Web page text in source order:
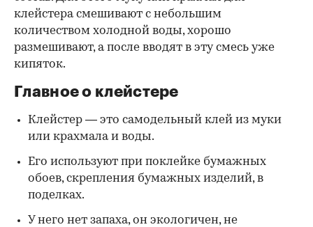
клейстера смешивают с небольшим
количеством холодной воды, хорошо
размешивают, а после вводят в эту смесь уже
кипяток.
Главное о клейстере
Клейстер — это самодельный клей из муки
или крахмала и воды.
Его используют при поклейке бумажных
обоев, скрепления бумажных изделий, в
поделках.
У него нет запаха, он экологичен, не